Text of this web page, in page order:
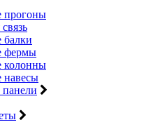
прогоны
балки
фермы
колонны
навесы